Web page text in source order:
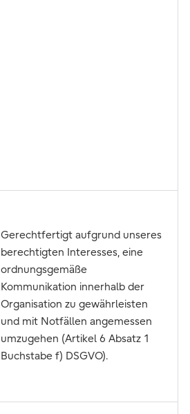
Gerechtfertigt aufgrund unseres
berechtigten Interesses, eine
ordnungsgemäße
Kommunikation innerhalb der
Organisation zu gewährleisten
und mit Notfällen angemessen
umzugehen (Artikel 6 Absatz 1
Buchstabe f) DSGVO).